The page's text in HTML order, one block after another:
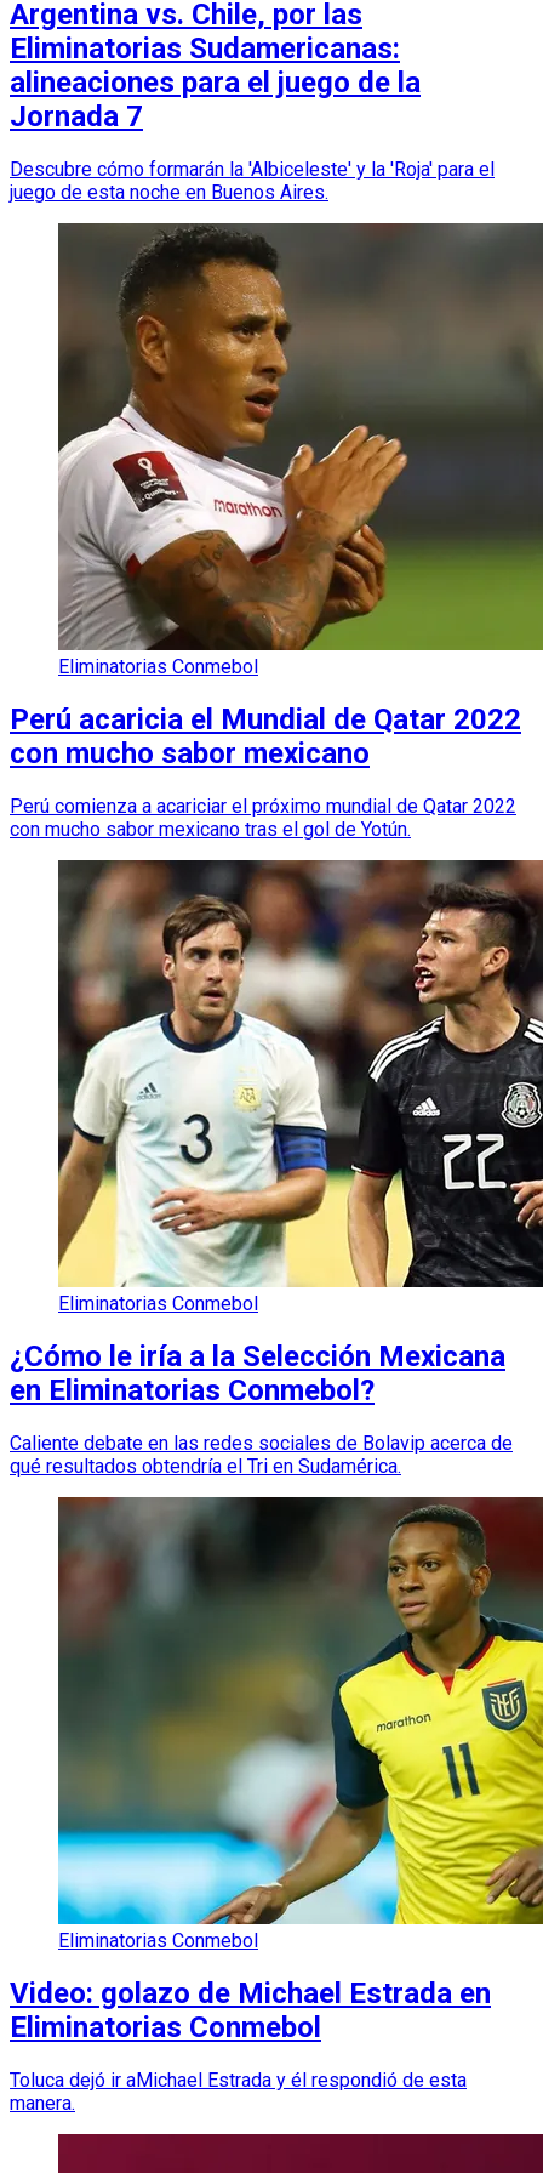
Argentina vs. Chile, por las
Eliminatorias Sudamericanas:
alineaciones para el juego de la
Jornada 7
Descubre cómo formarán la 'Albiceleste' y la 'Roja' para el
juego de esta noche en Buenos Aires.
Eliminatorias Conmebol
Perú acaricia el Mundial de Qatar 2022
con mucho sabor mexicano
Perú comienza a acariciar el próximo mundial de Qatar 2022
con mucho sabor mexicano tras el gol de Yotún.
Eliminatorias Conmebol
¿Cómo le iría a la Selección Mexicana
en Eliminatorias Conmebol?
Caliente debate en las redes sociales de Bolavip acerca de
qué resultados obtendría el Tri en Sudamérica.
Eliminatorias Conmebol
Video: golazo de Michael Estrada en
Eliminatorias Conmebol
Toluca dejó ir aMichael Estrada y él respondió de esta
manera.